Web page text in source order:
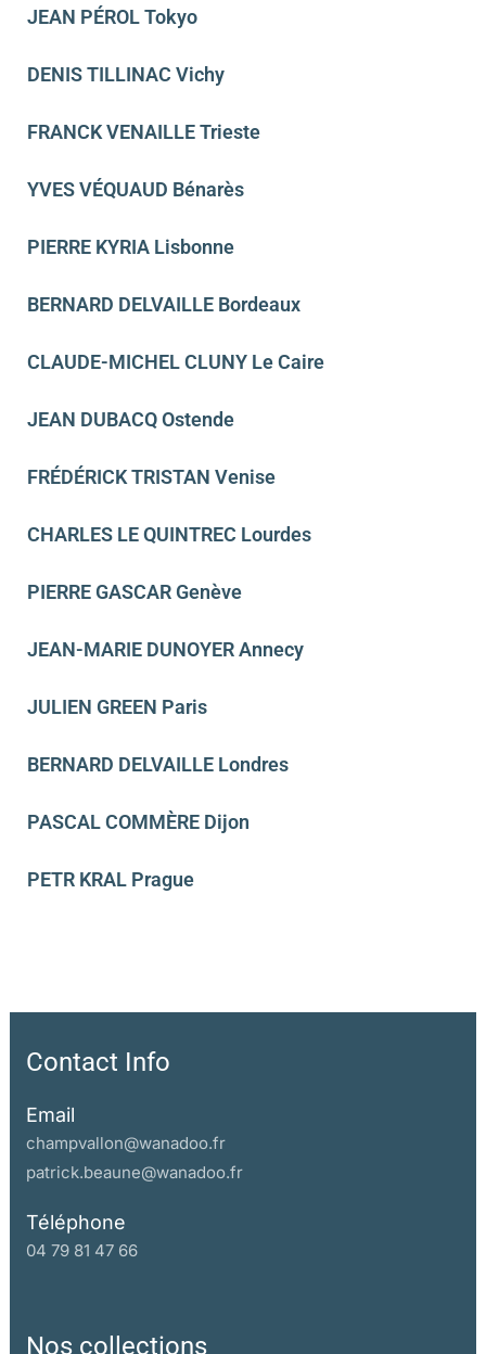
JEAN PÉROL Tokyo
DENIS TILLINAC Vichy
FRANCK VENAILLE Trieste
YVES VÉQUAUD Bénarès
PIERRE KYRIA Lisbonne
BERNARD DELVAILLE Bordeaux
CLAUDE-MICHEL CLUNY Le Caire
JEAN DUBACQ Ostende
FRÉDÉRICK TRISTAN Venise
CHARLES LE QUINTREC Lourdes
PIERRE GASCAR Genève
JEAN-MARIE DUNOYER Annecy
JULIEN GREEN Paris
BERNARD DELVAILLE Londres
PASCAL COMMÈRE Dijon
PETR KRAL Prague
Contact Info
Email
champvallon@wanadoo.fr
patrick.beaune@wanadoo.fr
Téléphone
04 79 81 47 66
Nos collections